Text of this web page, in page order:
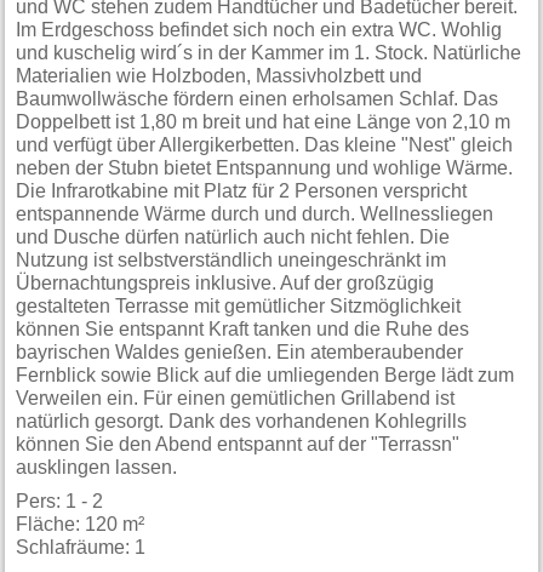
und WC stehen zudem Handtücher und Badetücher bereit.
Im Erdgeschoss befindet sich noch ein extra WC. Wohlig
und kuschelig wird´s in der Kammer im 1. Stock. Natürliche
Materialien wie Holzboden, Massivholzbett und
Baumwollwäsche fördern einen erholsamen Schlaf. Das
Doppelbett ist 1,80 m breit und hat eine Länge von 2,10 m
und verfügt über Allergikerbetten. Das kleine "Nest" gleich
neben der Stubn bietet Entspannung und wohlige Wärme.
Die Infrarotkabine mit Platz für 2 Personen verspricht
entspannende Wärme durch und durch. Wellnessliegen
und Dusche dürfen natürlich auch nicht fehlen. Die
Nutzung ist selbstverständlich uneingeschränkt im
Übernachtungspreis inklusive. Auf der großzügig
gestalteten Terrasse mit gemütlicher Sitzmöglichkeit
können Sie entspannt Kraft tanken und die Ruhe des
bayrischen Waldes genießen. Ein atemberaubender
Fernblick sowie Blick auf die umliegenden Berge lädt zum
Verweilen ein. Für einen gemütlichen Grillabend ist
natürlich gesorgt. Dank des vorhandenen Kohlegrills
können Sie den Abend entspannt auf der "Terrassn"
ausklingen lassen.
Pers: 1 - 2
Fläche: 120 m²
Schlafräume: 1